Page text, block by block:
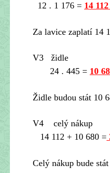
12 . 1 176 = 14
Za lavice zaplatí 14
V3
24 . 445 = 10
Židle budou stát 10
V4
14 112 + 10 680 =
Celý nákup bude